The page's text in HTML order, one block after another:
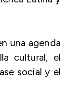
una agenda
cultural, el
social y el